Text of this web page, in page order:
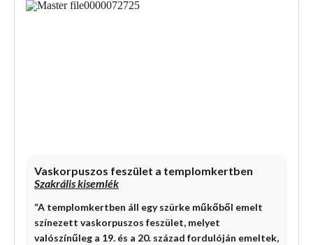
Vaskorpuszos feszület a templomkertben
Szakrális kisemlék
“A templomkertben áll egy szürke műkőből emelt
színezett vaskorpuszos feszület, melyet
valószínűleg a 19. és a 20. század fordulóján emeltek,